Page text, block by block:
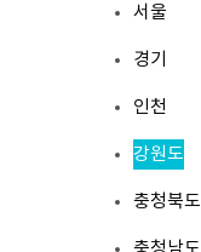
서울
경기
인천
강원도
충청북도